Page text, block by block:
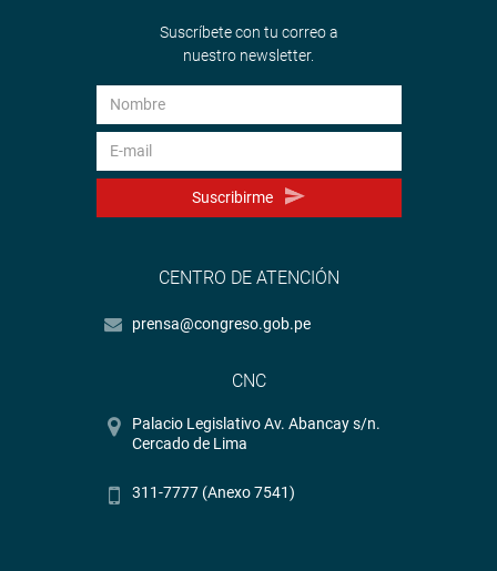
Suscríbete con tu correo a
nuestro newsletter.
Suscribirme
CENTRO DE ATENCIÓN
prensa@congreso.gob.pe
CNC
Palacio Legislativo Av. Abancay s/n.
Cercado de Lima
311-7777 (Anexo 7541)